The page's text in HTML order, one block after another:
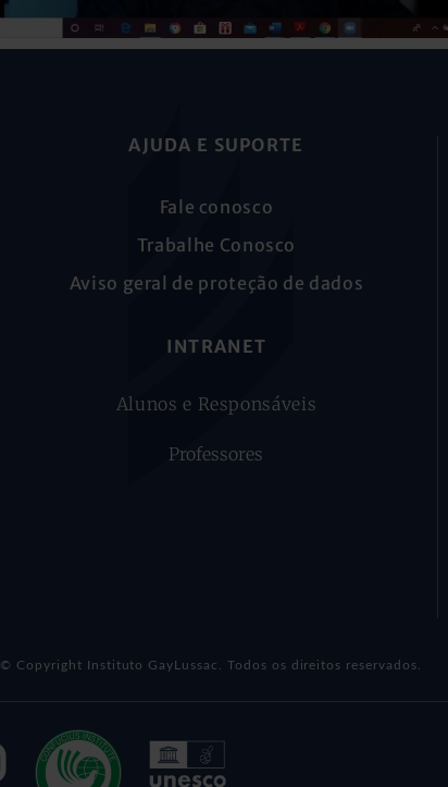
AJUDA E SUPORTE
Fale conosco
Trabalhe Conosco
Aviso geral de proteção de dados
INTRANET
Alunos e Responsáveis
Professores
© Copyright Instituto GayLussac. Todos os direitos reservados.